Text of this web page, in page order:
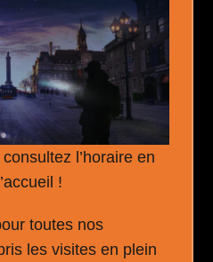
l’horaire en
!
toutes nos
les visites en plein